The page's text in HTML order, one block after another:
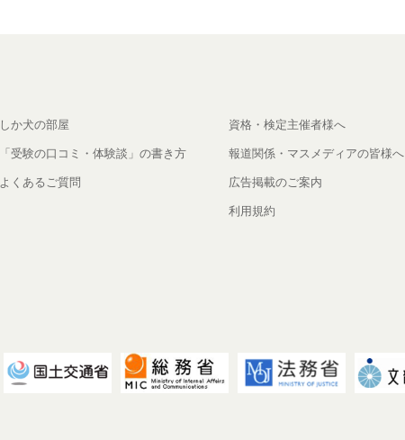
しか犬の部屋
「受験の口コミ・体験談」の書き方
よくあるご質問
資格・検定主催者様へ
報道関係・マスメディアの皆様へ
広告掲載のご案内
利用規約